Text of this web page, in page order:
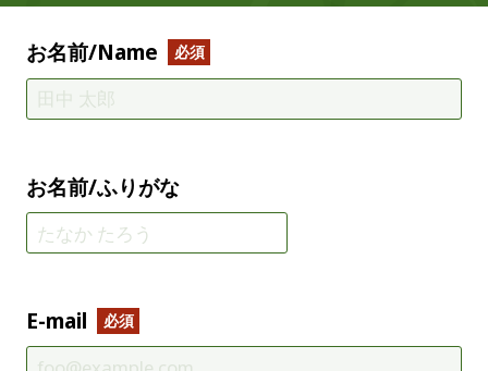
お名前/Name
お名前/ふりがな
E-mail